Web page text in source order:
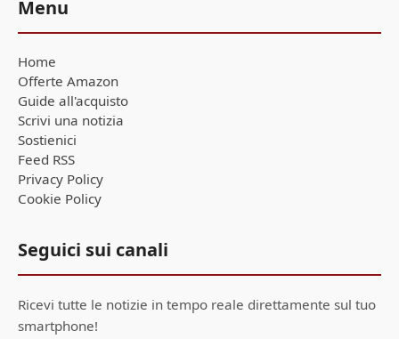
Menu
Home
Offerte Amazon
Guide all'acquisto
Scrivi una notizia
Sostienici
Feed RSS
Privacy Policy
Cookie Policy
Seguici sui canali
Ricevi tutte le notizie in tempo reale direttamente sul tuo
smartphone!